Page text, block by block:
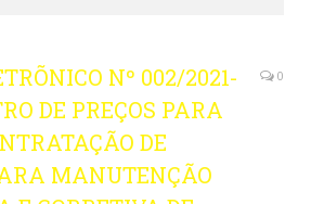
Nº 002/2021-
DE PREÇOS PARA
DE
MANUTENÇÃO
0